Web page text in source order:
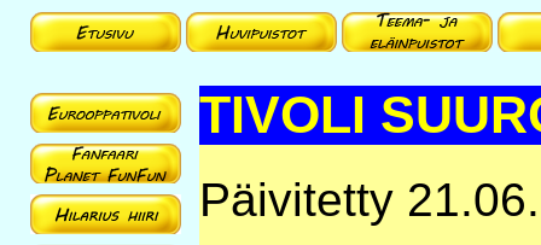
TIVOLI
Päivitetty